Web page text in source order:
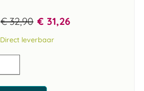
€ 32,90 € 31,26
Direct leverbaar